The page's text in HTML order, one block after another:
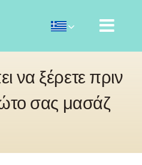
να ξέρετε πριν
σας μασάζ